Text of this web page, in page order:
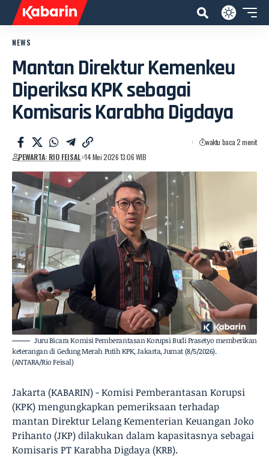
NEWS
Mantan Direktur Kemenkeu
Diperiksa KPK sebagai
Komisaris Karabha Digdaya
PEWARTA: RIO FEISAL 14 Mei 2026 13:06 WIB
waktu baca 2 menit
Juru Bicara Komisi Pemberantasan Korupsi Budi Prasetyo memberikan
keterangan di Gedung Merah Putih KPK, Jakarta, Jumat (8/5/2026).
(ANTARA/Rio Feisal)
Jakarta (KABARIN) - Komisi Pemberantasan Korupsi
(KPK) mengungkapkan pemeriksaan terhadap
mantan Direktur Lelang Kementerian Keuangan Joko
Prihanto (JKP) dilakukan dalam kapasitasnya sebagai
Komisaris PT Karabha Digdaya (KRB).